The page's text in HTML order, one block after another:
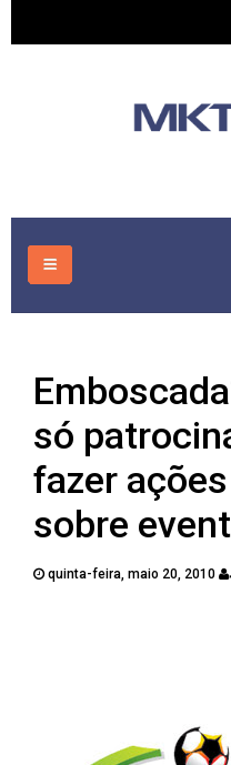
CONSULTORIA
ASSUNTOS
PUBLICAÇÕES
só
fazer
sobre
quinta-feira, maio 20, 2010